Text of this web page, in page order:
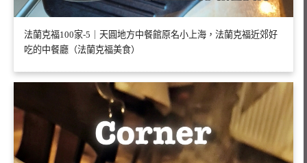
法蘭克福100家-5｜天圓地方中餐館原名小上海，法蘭克福近郊好
吃的中餐廳（法蘭克福美食）